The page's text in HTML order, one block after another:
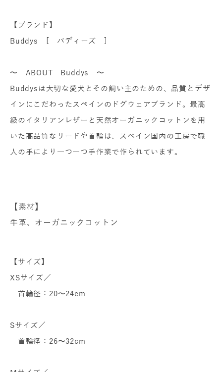
【ブランド】
Buddys [ バディーズ ]
〜 ABOUT Buddys 〜
Buddysは大切な愛犬とその飼い主のための、品質とデザ
インにこだわったスペインのドグウェアブランド。最高
級のイタリアンレザーと天然オーガニックコットンを用
いた高品質なリードや首輪は、スペイン国内の工房で職
人の手により一つ一つ手作業で作られています。
【素材】
牛革、オーガニックコットン
【サイズ】
XSサイズ／
首輪径：20〜24cm
Sサイズ／
首輪径：26〜32cm